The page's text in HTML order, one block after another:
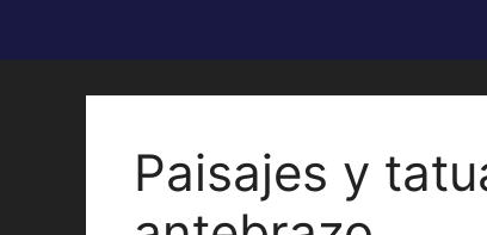
Paisajes y